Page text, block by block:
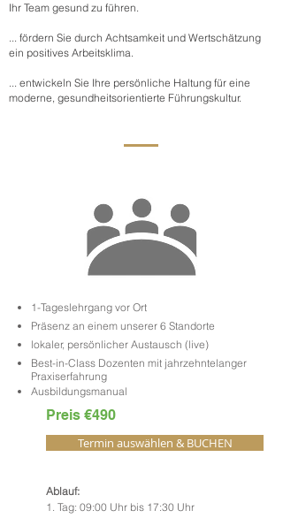
Ihr Team gesund zu führen.
... fördern Sie durch Achtsamkeit und Wertschätzung
ein positives Arbeitsklima.
... entwickeln Sie Ihre persönliche Haltung für eine
moderne, gesundheitsorientierte Führungskultur.
1-Tageslehrgang vor Ort
Präsenz an einem unserer 6 Standorte
lokaler, persönlicher Austausch (live)
Best-in-Class Dozenten mit jahrzehntelanger
Praxiserfahrung
Ausbildungsmanual
Preis €490
Termin auswählen & BUCHEN
Ablauf:
1. Tag: 09:00 Uhr bis 17:30 Uhr